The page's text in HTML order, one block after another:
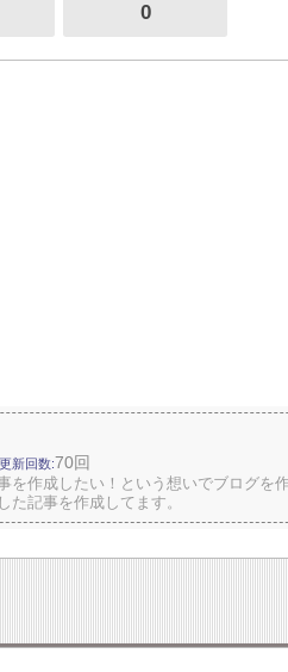
0
更新回数 70回
を作成したい！という想いでブログを
記事を作成してます。